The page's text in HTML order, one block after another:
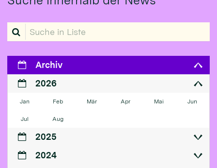
Suche in Liste
Archiv
2026
Jan Feb Mär Apr Mai Jun
Jul Aug
2025
2024